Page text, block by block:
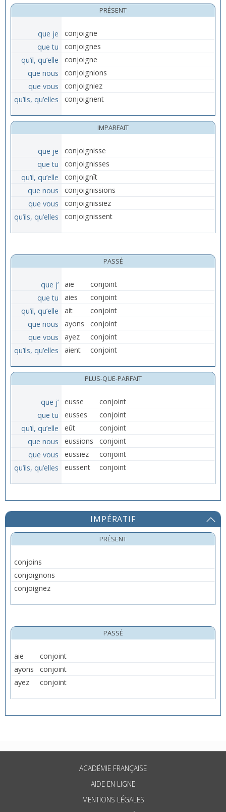
PRÉSENT
que je
conjoigne
que tu
conjoignes
qu’il, qu’elle
conjoigne
que nous
conjoignions
que vous
conjoigniez
qu’ils, qu’elles
conjoignent
IMPARFAIT
que je
conjoignisse
que tu
conjoignisses
qu’il, qu’elle
conjoignît
que nous
conjoignissions
que vous
conjoignissiez
qu’ils, qu’elles
conjoignissent
PASSÉ
que j’ aie
conjoint
que tu
aies
conjoint
qu’il, qu’elle
ait
conjoint
que nous
ayons
conjoint
que vous
ayez
conjoint
qu’ils, qu’elles
aient conjoint
PLUS-QUE-PARFAIT
que j’ eusse
conjoint
que tu
eusses
conjoint
qu’il, qu’elle
eût
conjoint
que nous
eussions
conjoint
que vous
eussiez
conjoint
qu’ils, qu’elles
eussent conjoint
IMPÉRATIF
PRÉSENT
conjoins
conjoignons
conjoignez
PASSÉ
aie
conjoint
ayons
conjoint
ayez
conjoint
ACADÉMIE FRANÇAISE
AIDE EN LIGNE
MENTIONS LÉGALES